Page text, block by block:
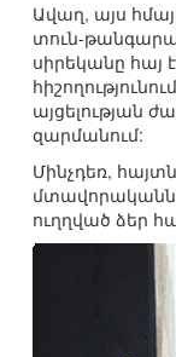
Ավաղ, այս
տուն-
սիրեկանը հայ
այցելության
զարմանում:
Մինչդեռ,
ուղղված ձեր